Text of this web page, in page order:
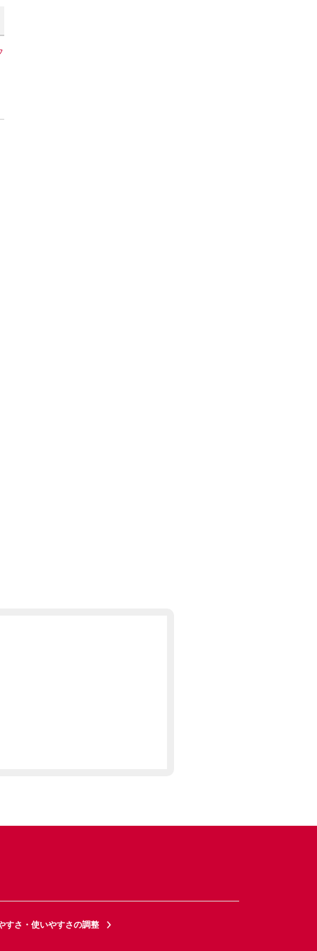
すさ・使いやすさの調整